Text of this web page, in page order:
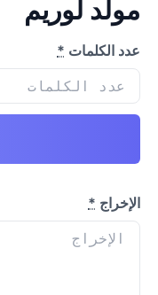
مولد لوريم
عدد الكلمات *
الإخراج *